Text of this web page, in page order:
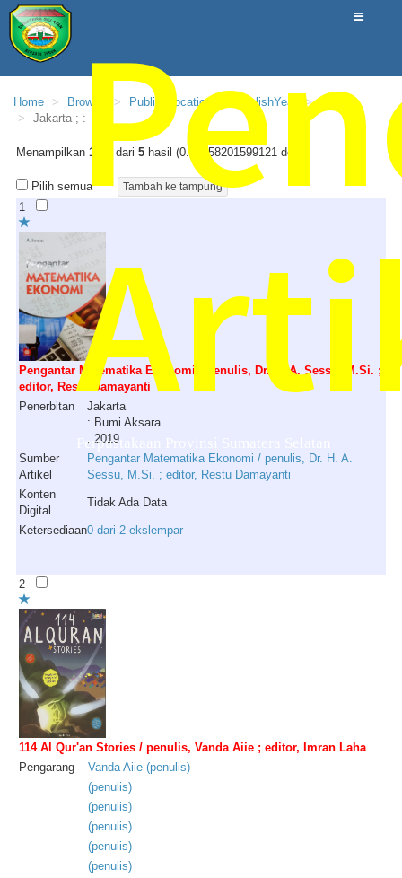
Perpustakaan Provinsi Sumatera Selatan
Home Browse PublishLocation PublishYear
Jakarta ; :
Menampilkan 1 - 5 dari 5 hasil (0.18758201599121 detik)
Pilih semua
1
Pengantar Matematika Ekonomi / penulis, Dr. H. A. Sessu, M.Si. ;
editor, Restu Damayanti
Penerbitan
Jakarta
: Bumi Aksara
, 2019
Sumber
Artikel
Pengantar Matematika Ekonomi / penulis, Dr. H. A.
Sessu, M.Si. ; editor, Restu Damayanti
Konten
Digital
Tidak Ada Data
Ketersediaan0 dari 2 ekslempar
2
114 Al Qur'an Stories / penulis, Vanda Aiie ; editor, Imran Laha
Pengarang
Vanda Aiie (penulis)
(penulis)
(penulis)
(penulis)
(penulis)
(penulis)